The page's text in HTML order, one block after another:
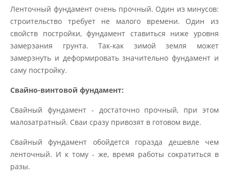
Ленточный фундамент очень прочный. Один из минусов:
строительство требует не малого времени. Один из
свойств постройки, фундамент ставиться ниже уровня
замерзания грунта. Так-как зимой земля может
замерзнуть и деформировать значительно фундамент и
саму постройку.
Свайно-винтовой фундамент:
Свайный фундамент - достаточно прочный, при этом
малозатратный. Сваи сразу привозят в готовом виде.
Свайный фундамент обойдется горазда дешевле чем
ленточный. И к тому - же, время работы сократиться в
разы.